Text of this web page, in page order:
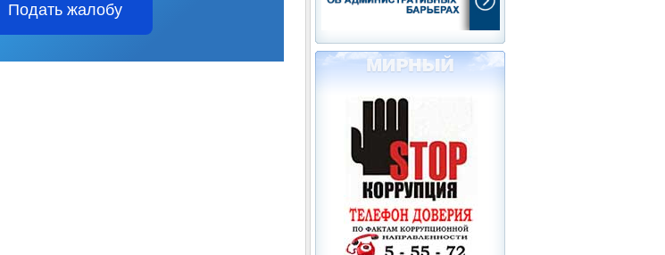
Подать жалобу